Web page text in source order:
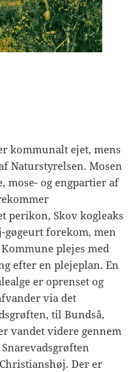
kommunalt ejet, mens
Naturstyrelsen. Mosen
mose- og engpartier af
perikon, Skov kogleaks
gøgeurt forekom, men
plejes med
efter en plejeplan. En
er oprenset og
via det
til Bundså,
vandet videre gennem
Der er